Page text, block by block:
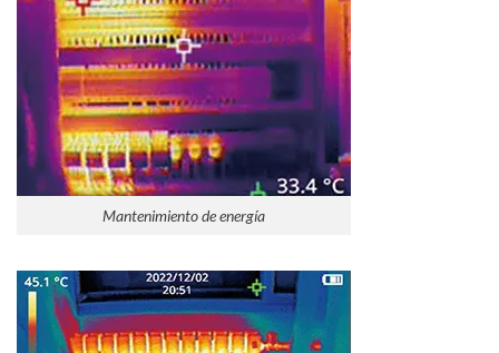
Mantenimiento de energía